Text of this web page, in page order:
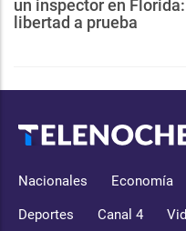
un inspector en
libertad a prueba
Nacionales Economía
Deportes Canal 4